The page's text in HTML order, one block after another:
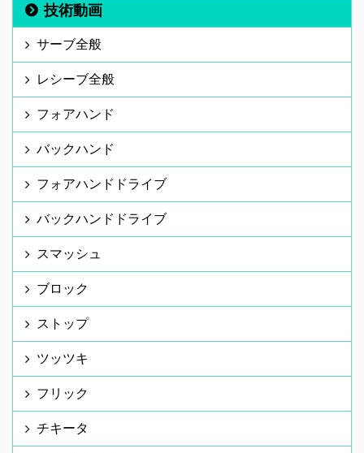
技術動画
サーブ全般
レシーブ全般
フォアハンド
バックハンド
フォアハンドドライブ
バックハンドドライブ
スマッシュ
ブロック
ストップ
ツッツキ
フリック
チキータ